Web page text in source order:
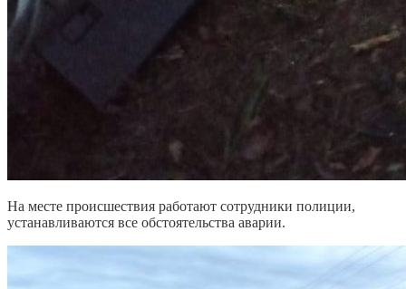
На месте происшествия работают сотрудники полиции,
устанавливаются все обстоятельства аварии.